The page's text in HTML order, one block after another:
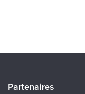
Partenaires